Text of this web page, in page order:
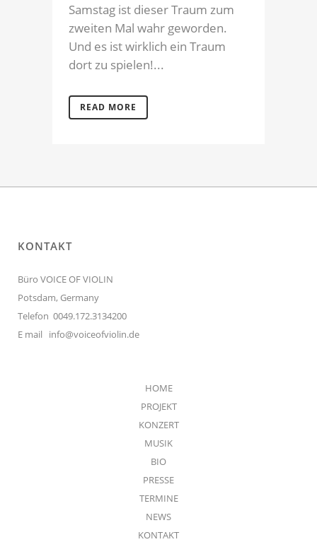
Samstag ist dieser Traum zum
zweiten Mal wahr geworden.
Und es ist wirklich ein Traum
dort zu spielen!...
READ MORE
KONTAKT
Büro VOICE OF VIOLIN
Potsdam, Germany
Telefon 0049.172.3134200
E mail info@voiceofviolin.de
HOME
PROJEKT
KONZERT
MUSIK
BIO
PRESSE
TERMINE
NEWS
KONTAKT